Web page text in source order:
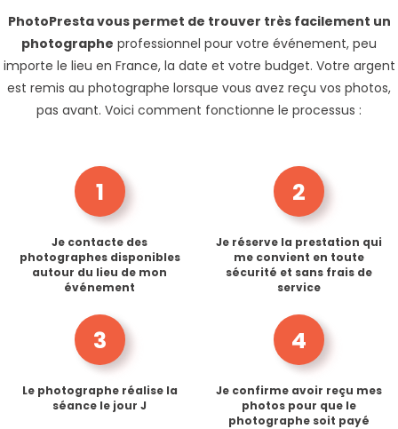
PhotoPresta vous permet de trouver très facilement un
photographe professionnel pour votre événement, peu
importe le lieu en France, la date et votre budget. Votre argent
est remis au photographe lorsque vous avez reçu vos photos,
pas avant. Voici comment fonctionne le processus :
1
Je contacte des
photographes disponibles
autour du lieu de mon
événement
2
Je réserve la prestation qui
me convient en toute
sécurité et sans frais de
service
3
Le photographe réalise la
séance le jour J
4
Je confirme avoir reçu mes
photos pour que le
photographe soit payé